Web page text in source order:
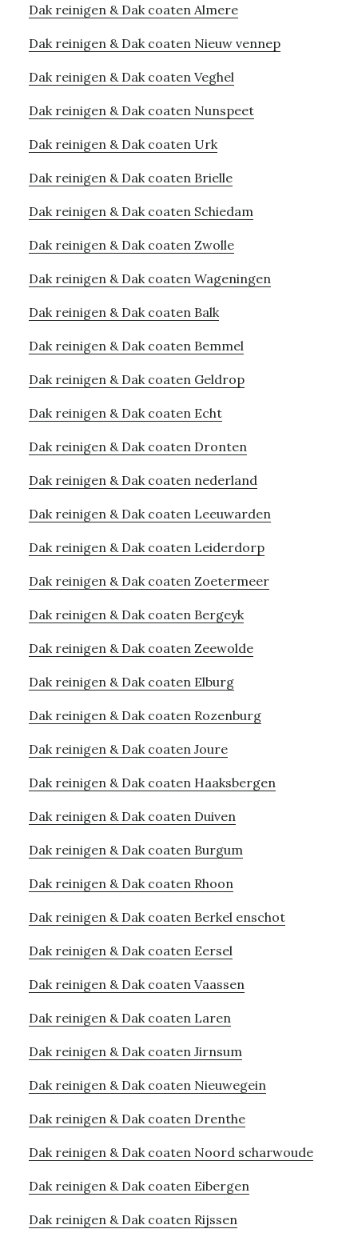
Dak reinigen & Dak coaten Almere
Dak reinigen & Dak coaten Nieuw vennep
Dak reinigen & Dak coaten Veghel
Dak reinigen & Dak coaten Nunspeet
Dak reinigen & Dak coaten Urk
Dak reinigen & Dak coaten Brielle
Dak reinigen & Dak coaten Schiedam
Dak reinigen & Dak coaten Zwolle
Dak reinigen & Dak coaten Wageningen
Dak reinigen & Dak coaten Balk
Dak reinigen & Dak coaten Bemmel
Dak reinigen & Dak coaten Geldrop
Dak reinigen & Dak coaten Echt
Dak reinigen & Dak coaten Dronten
Dak reinigen & Dak coaten nederland
Dak reinigen & Dak coaten Leeuwarden
Dak reinigen & Dak coaten Leiderdorp
Dak reinigen & Dak coaten Zoetermeer
Dak reinigen & Dak coaten Bergeyk
Dak reinigen & Dak coaten Zeewolde
Dak reinigen & Dak coaten Elburg
Dak reinigen & Dak coaten Rozenburg
Dak reinigen & Dak coaten Joure
Dak reinigen & Dak coaten Haaksbergen
Dak reinigen & Dak coaten Duiven
Dak reinigen & Dak coaten Burgum
Dak reinigen & Dak coaten Rhoon
Dak reinigen & Dak coaten Berkel enschot
Dak reinigen & Dak coaten Eersel
Dak reinigen & Dak coaten Vaassen
Dak reinigen & Dak coaten Laren
Dak reinigen & Dak coaten Jirnsum
Dak reinigen & Dak coaten Nieuwegein
Dak reinigen & Dak coaten Drenthe
Dak reinigen & Dak coaten Noord scharwoude
Dak reinigen & Dak coaten Eibergen
Dak reinigen & Dak coaten Rijssen